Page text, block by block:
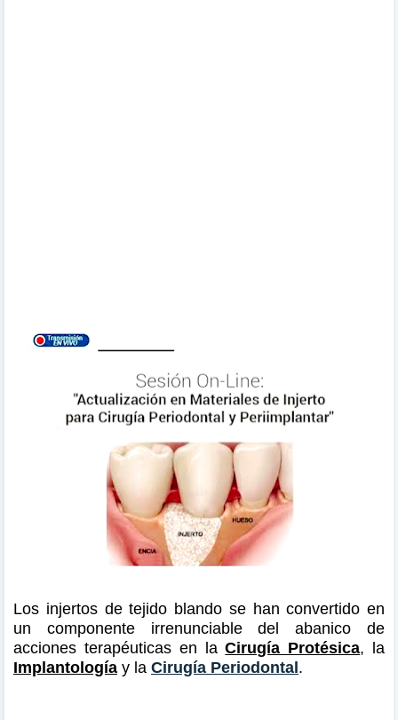
Los injertos de tejido blando se han convertido en
un componente irrenunciable del abanico de
acciones terapéuticas en laCirugía Protésica, la
Implantología y la Cirugía Periodontal.